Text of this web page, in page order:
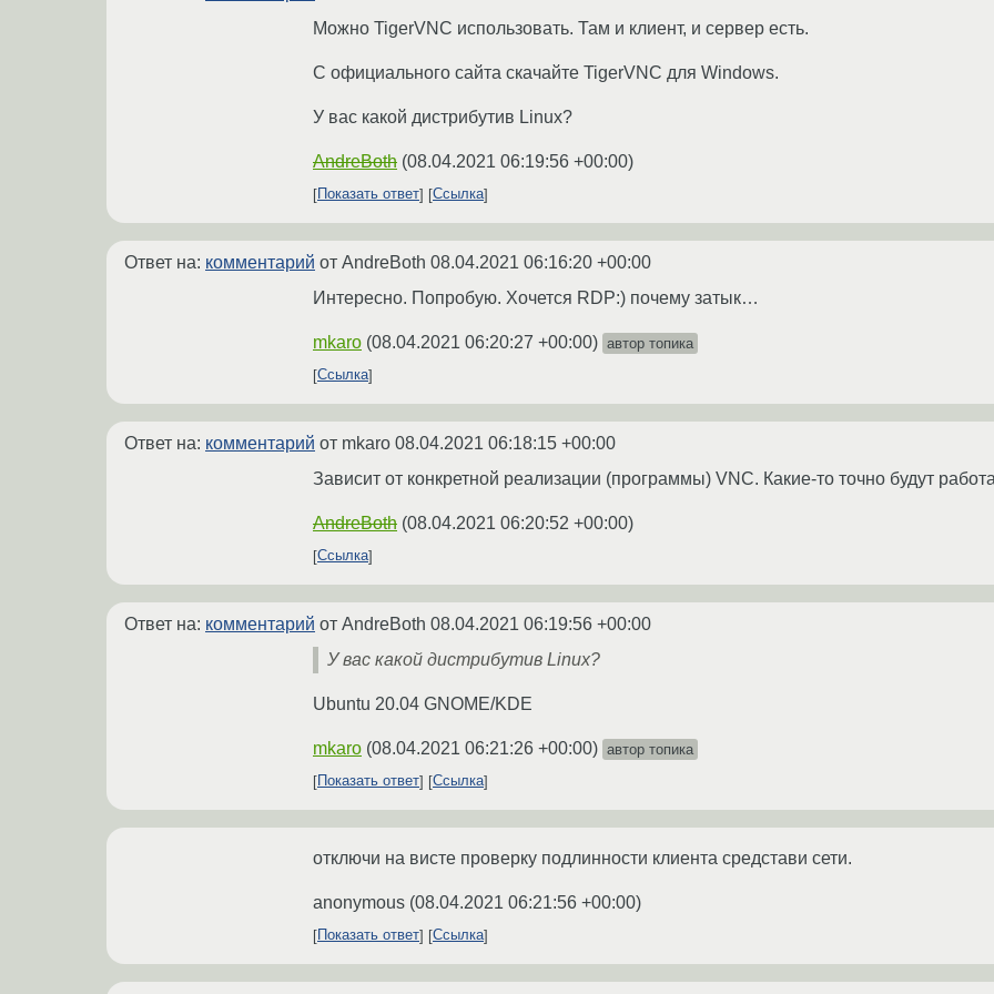
Можно TigerVNC использовать. Там и клиент, и сервер есть.
С официального сайта скачайте TigerVNC для Windows.
У вас какой дистрибутив Linux?
AndreBoth (08.04.2021 06:19:56 +00:00)
Показать ответ Ссылка
Ответ на: комментарий от AndreBoth 08.04.2021 06:16:20 +00:00
Интересно. Попробую. Хочется RDP:) почему затык…
mkaro (08.04.2021 06:20:27 +00:00) автор топика
Ссылка
Ответ на: комментарий от mkaro 08.04.2021 06:18:15 +00:00
Зависит от конкретной реализации (программы) VNC. Какие-то точно будут
AndreBoth (08.04.2021 06:20:52 +00:00)
Ссылка
Ответ на: комментарий от AndreBoth 08.04.2021 06:19:56 +00:00
У вас какой дистрибутив Linux?
Ubuntu 20.04 GNOME/KDE
mkaro (08.04.2021 06:21:26 +00:00) автор топика
Показать ответ
Ссылка
отключи на висте проверку подлинности клиента средстави сети.
anonymous (08.04.2021 06:21:56 +00:00)
Показать ответ Ссылка